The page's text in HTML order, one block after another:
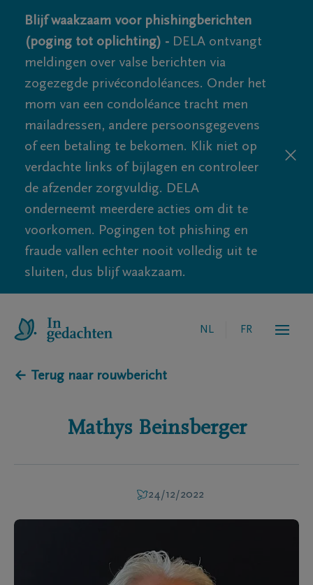
Blijf waakzaam voor phishingberichten
(poging tot oplichting) - DELA ontvangt
meldingen over valse berichten via
zogezegde privécondoléances. Onder het
mom van een condoléance tracht men
mailadressen, andere persoonsgegevens
of een betaling te bekomen. Klik niet op
verdachte links of bijlagen en controleer
de afzender zorgvuldig. DELA
onderneemt meerdere acties om dit te
voorkomen. Pogingen tot phishing en
fraude vallen echter nooit volledig uit te
sluiten, dus blijf waakzaam.
NL FR
← Terug naar rouwbericht
Mathys Beinsberger
24/12/2022